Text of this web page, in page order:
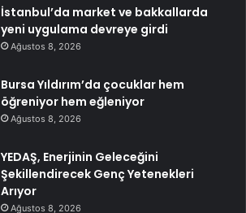
İstanbul’da market ve bakkallarda
yeni uygulama devreye girdi
Ağustos 8, 2026
Bursa Yıldırım’da çocuklar hem
öğreniyor hem eğleniyor
Ağustos 8, 2026
YEDAŞ, Enerjinin Geleceğini
Şekillendirecek Genç Yetenekleri
Arıyor
Ağustos 8, 2026